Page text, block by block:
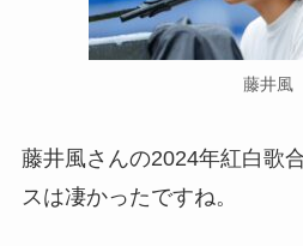
藤井風
藤井風さんの2024年紅白歌
スは凄かったですね。